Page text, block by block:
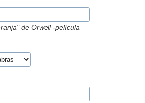
de Orwell -película